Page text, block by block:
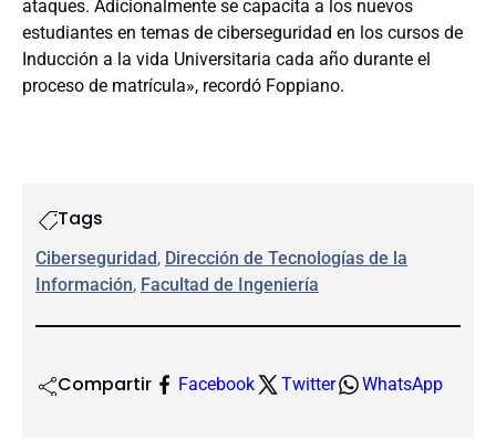
ataques. Adicionalmente se capacita a los nuevos
estudiantes en temas de ciberseguridad en los cursos de
Inducción a la vida Universitaria cada año durante el
proceso de matrícula», recordó Foppiano.
Tags
Ciberseguridad, Dirección de Tecnologías de la
Información, Facultad de Ingeniería
Compartir Facebook Twitter WhatsApp